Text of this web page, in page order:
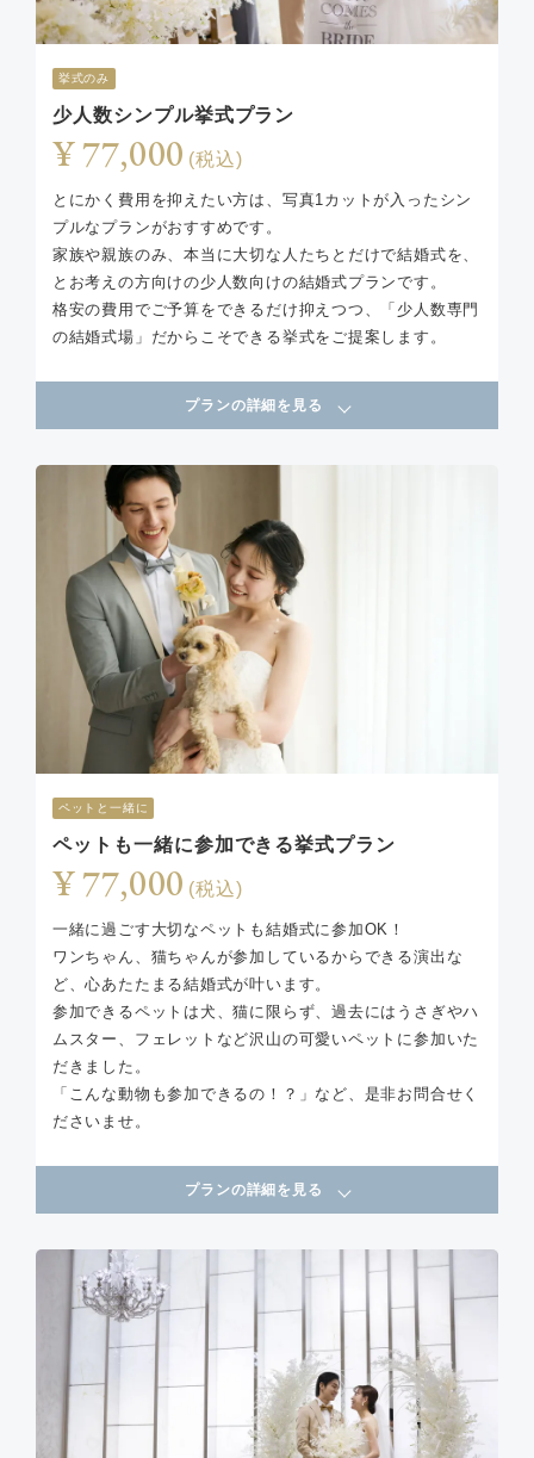
挙式のみ
少人数シンプル挙式プラン
¥ 77,000 (税込)
とにかく費用を抑えたい方は、写真1カットが入ったシン
プルなプランがおすすめです。
家族や親族のみ、本当に大切な人たちとだけで結婚式を、
とお考えの方向けの少人数向けの結婚式プランです。
格安の費用でご予算をできるだけ抑えつつ、「少人数専門
の結婚式場」だからこそできる挙式をご提案します。
プランの詳細を見る
ペットと一緒に
ペットも一緒に参加できる挙式プラン
¥ 77,000 (税込)
一緒に過ごす大切なペットも結婚式に参加OK！
ワンちゃん、猫ちゃんが参加しているからできる演出な
ど、心あたたまる結婚式が叶います。
参加できるペットは犬、猫に限らず、過去にはうさぎやハ
ムスター、フェレットなど沢山の可愛いペットに参加いた
だきました。
「こんな動物も参加できるの！？」など、是非お問合せく
ださいませ。
プランの詳細を見る